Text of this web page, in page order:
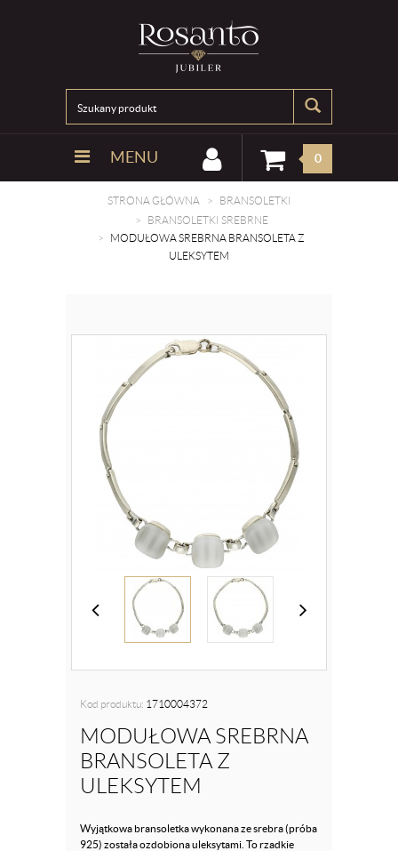
MENU 0
STRONA GŁÓWNA
BRANSOLETKI
BRANSOLETKI SREBRNE
MODUŁOWA SREBRNA BRANSOLETA Z
ULEKSYTEM
Kod produktu: 1710004372
MODUŁOWA SREBRNA
BRANSOLETA Z
ULEKSYTEM
Wyjątkowa bransoletka wykonana ze srebra (próba
925) została ozdobiona uleksytami. To rzadkie